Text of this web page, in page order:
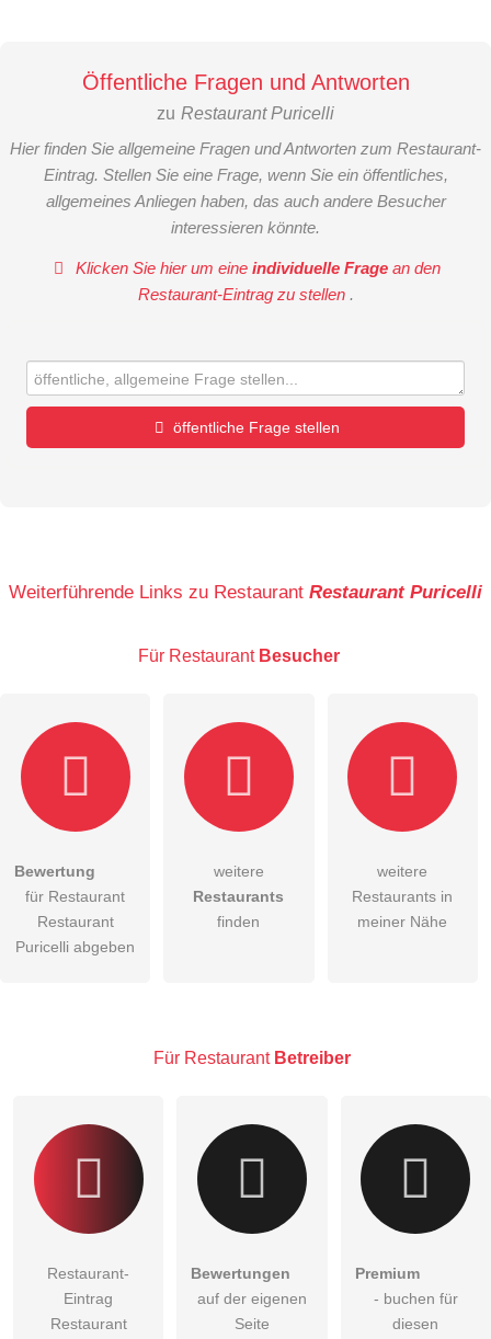
Öffentliche Fragen und Antworten
zu Restaurant Puricelli
Hier finden Sie allgemeine Fragen und Antworten zum Restaurant-
Eintrag. Stellen Sie eine Frage, wenn Sie ein öffentliches,
allgemeines Anliegen haben, das auch andere Besucher
interessieren könnte.
Klicken Sie hier um eineindividuelle Frage an den
Restaurant-Eintrag zu stellen .
öffentliche Frage stellen
E-Mail-Adresse (wird nicht veröffentlicht)
Hiermit akzeptiere ich dieAGB
DieDatenschutzerklärung habe ich zur Kenntnis genommen.
Besucher sichtbar.
Weiterführende Links zu Restaurant Restaurant Puricelli
Für Restaurant Besucher
Bewertung
für Restaurant
Restaurant
Puricelli abgeben
weitere
Restaurants
finden
weitere
Restaurants in
meiner Nähe
Für Restaurant Betreiber
Restaurant-
Eintrag
Restaurant
Bewertungen
auf der eigenen
Seite
Premium
- buchen für
diesen